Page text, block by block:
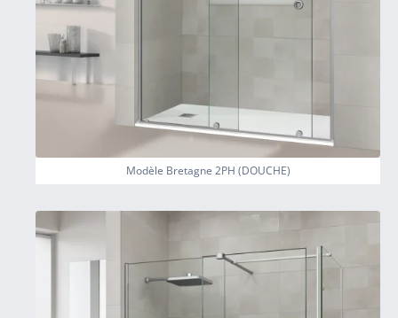
Modèle Bretagne 2PH (DOUCHE)